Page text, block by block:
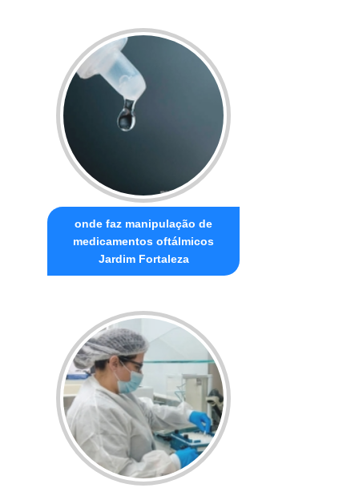
onde faz manipulação de
medicamentos oftálmicos
Jardim Fortaleza